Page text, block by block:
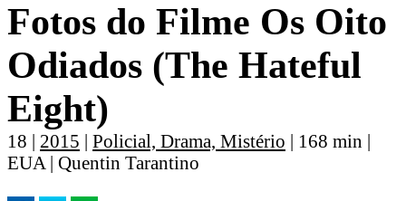
Fotos do Filme Os Oito
Odiados (The Hateful
Eight)
18 | 2015 | Policial, Drama, Mistério | 168 min |
EUA | Quentin Tarantino